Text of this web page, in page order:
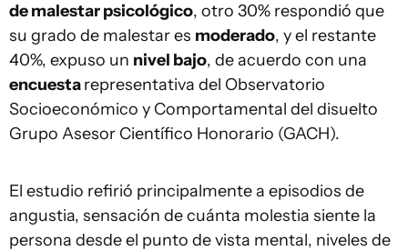
de malestar psicológico, otro 30% respondió que
su grado de malestar es moderado, y el restante
40%, expuso un nivel bajo, de acuerdo con una
encuestarepresentativa del Observatorio
Socioeconómico y Comportamental del disuelto
Grupo Asesor Científico Honorario (GACH).
El estudio refirió principalmente a episodios de
angustia, sensación de cuánta molestia siente la
persona desde el punto de vista mental, niveles de